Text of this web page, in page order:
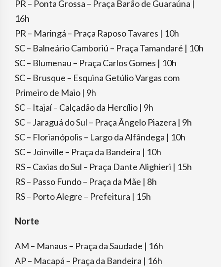
PR – Ponta Grossa – Praça Barão de Guaraúna |
16h
PR – Maringá – Praça Raposo Tavares | 10h
SC – Balneário Camboriú – Praça Tamandaré | 10h
SC – Blumenau – Praça Carlos Gomes | 10h
SC – Brusque – Esquina Getúlio Vargas com
Primeiro de Maio | 9h
SC – Itajaí – Calçadão da Hercílio | 9h
SC – Jaraguá do Sul – Praça Ângelo Piazera | 9h
SC – Florianópolis – Largo da Alfândega | 10h
SC – Joinville – Praça da Bandeira | 10h
RS – Caxias do Sul – Praça Dante Alighieri | 15h
RS – Passo Fundo – Praça da Mãe | 8h
RS – Porto Alegre – Prefeitura | 15h
Norte
AM – Manaus – Praça da Saudade | 16h
AP – Macapá – Praça da Bandeira | 16h